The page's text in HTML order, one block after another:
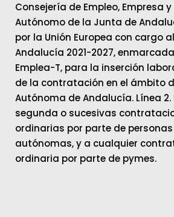
Consejería de Empleo, Empresa
Autónomo de la Junta de
por la Unión Europea con cargo
Andalucía 2021-2027,
Emplea-T, para la inserción
de la contratación en el ámbito
Autónoma de Andalucía. Línea
segunda o sucesivas
ordinarias por parte de
autónomas, y a cualquier
ordinaria por parte de pymes.